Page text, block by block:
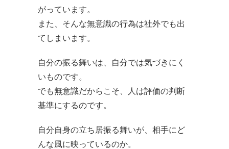
がっています。
また、そんな無意識の行為は社外でも出
てしまいます。
自分の振る舞いは、自分では気づきにく
いものです。
でも無意識だからこそ、人は評価の判断
基準にするのです。
自分自身の立ち居振る舞いが、相手にど
んな風に映っているのか。